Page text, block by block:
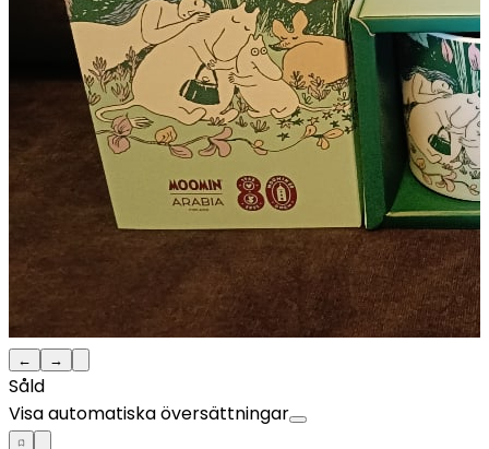
← →
Såld
Visa automatiska översättningar